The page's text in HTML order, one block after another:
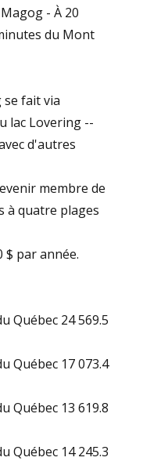
- À 20
du Mont
se fait via
lac Lovering --
d'autres
membre de
à quatre plages
$ par année.
Québec 24 569.5
Québec 17 073.4
Québec 13 619.8
Québec 14 245.3